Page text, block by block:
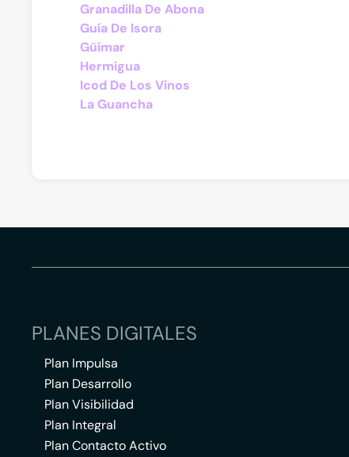
Granadilla De Abona
Guía De Isora
Güímar
Hermigua
Icod De Los Vinos
La Guancha
PLANES DIGITALES
Plan Impulsa
Plan Desarrollo
Plan Visibilidad
Plan Integral
Plan Contacto Activo